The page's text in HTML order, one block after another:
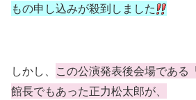
もの申し込みが殺到しました
しかし、 この公演発表後会場である
館長でもあった正力松太郎が、